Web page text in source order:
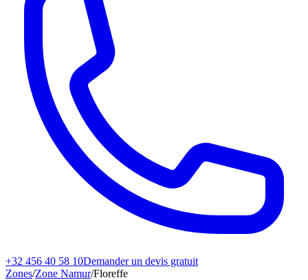
+32 456 40 58 10Demander un devis gratuit
Zones/Zone Namur/Floreffe